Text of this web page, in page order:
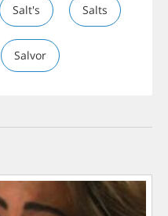
Salt's Salts
Salvor